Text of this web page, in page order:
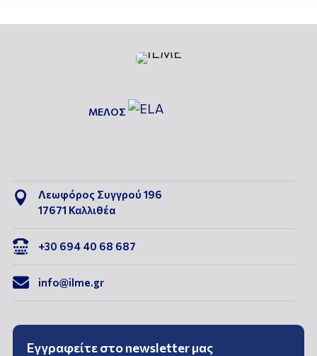
ΜΕΛΟΣ

Λεωφόρος Συγγρού 196
17671 Καλλιθέα
 +30 694 40 68 687
 info@ilme.gr
Εγγραφείτε στο newsletter μας